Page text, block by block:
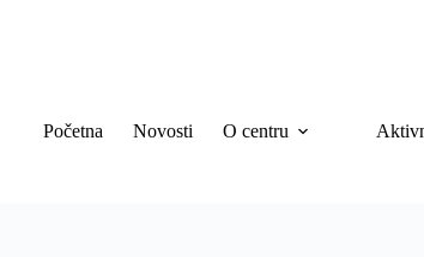
Početna Novosti O centru